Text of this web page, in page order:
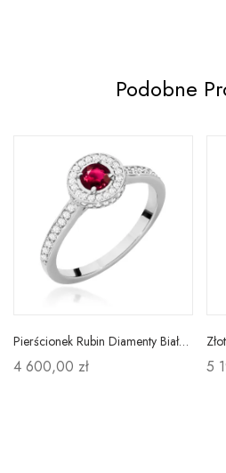
Podobne
Pierścionek Rubin Diamenty Białe Złoto Próba 585
4 600,00 zł 5